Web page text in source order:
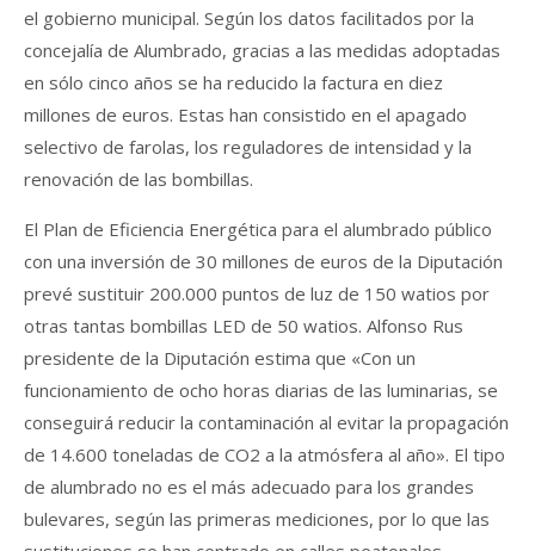
el gobierno municipal. Según los datos facilitados por la
concejalía de Alumbrado, gracias a las medidas adoptadas
en sólo cinco años se ha reducido la factura en diez
millones de euros. Estas han consistido en el apagado
selectivo de farolas, los reguladores de intensidad y la
renovación de las bombillas.
El Plan de Eficiencia Energética para el alumbrado público
con una inversión de 30 millones de euros de la Diputación
prevé sustituir 200.000 puntos de luz de 150 watios por
otras tantas bombillas LED de 50 watios. Alfonso Rus
presidente de la Diputación estima que «Con un
funcionamiento de ocho horas diarias de las luminarias, se
conseguirá reducir la contaminación al evitar la propagación
de 14.600 toneladas de CO2 a la atmósfera al año». El tipo
de alumbrado no es el más adecuado para los grandes
bulevares, según las primeras mediciones, por lo que las